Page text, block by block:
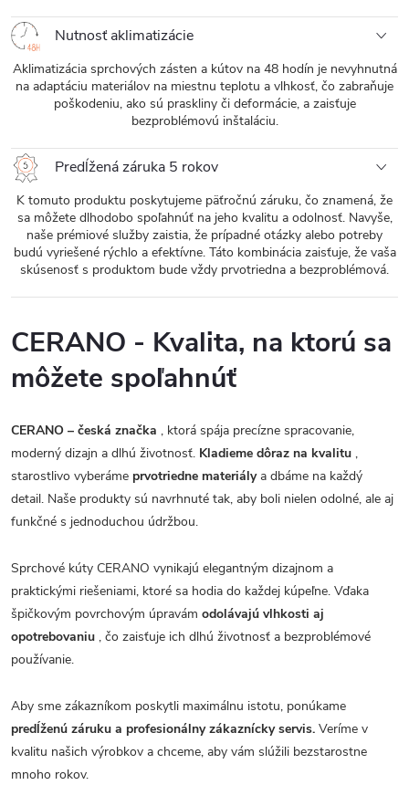
Nutnosť aklimatizácie
Aklimatizácia sprchových zásten a kútov na 48 hodín je nevyhnutná
na adaptáciu materiálov na miestnu teplotu a vlhkosť, čo zabraňuje
poškodeniu, ako sú praskliny či deformácie, a zaisťuje
bezproblémovú inštaláciu.
Predĺžená záruka 5 rokov
K tomuto produktu poskytujeme päťročnú záruku, čo znamená, že
sa môžete dlhodobo spoľahnúť na jeho kvalitu a odolnosť. Navyše,
naše prémiové služby zaistia, že prípadné otázky alebo potreby
budú vyriešené rýchlo a efektívne. Táto kombinácia zaisťuje, že vaša
skúsenosť s produktom bude vždy prvotriedna a bezproblémová.
CERANO - Kvalita, na ktorú sa
môžete spoľahnúť
CERANO – česká značka , ktorá spája precízne spracovanie,
moderný dizajn a dlhú životnosť. Kladieme dôraz na kvalitu ,
starostlivo vyberáme prvotriedne materiálya dbáme na každý
detail. Naše produkty sú navrhnuté tak, aby boli nielen odolné, ale aj
funkčné s jednoduchou údržbou.
Sprchové kúty CERANO vynikajú elegantným dizajnom a
praktickými riešeniami, ktoré sa hodia do každej kúpeľne. Vďaka
špičkovým povrchovým úpravám odolávajú vlhkosti aj
opotrebovaniu , čo zaisťuje ich dlhú životnosť a bezproblémové
používanie.
Aby sme zákazníkom poskytli maximálnu istotu, ponúkame
predĺženú záruku a profesionálny zákaznícky servis. Veríme v
kvalitu našich výrobkov a chceme, aby vám slúžili bezstarostne
mnoho rokov.